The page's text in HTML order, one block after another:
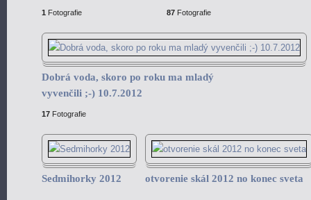
1 Fotografie 87 Fotografie
Dobrá voda, skoro po roku ma mladý
vyvenčili ;-) 10.7.2012
17 Fotografie
Sedmihorky 2012 otvorenie skál 2012 no konec sveta